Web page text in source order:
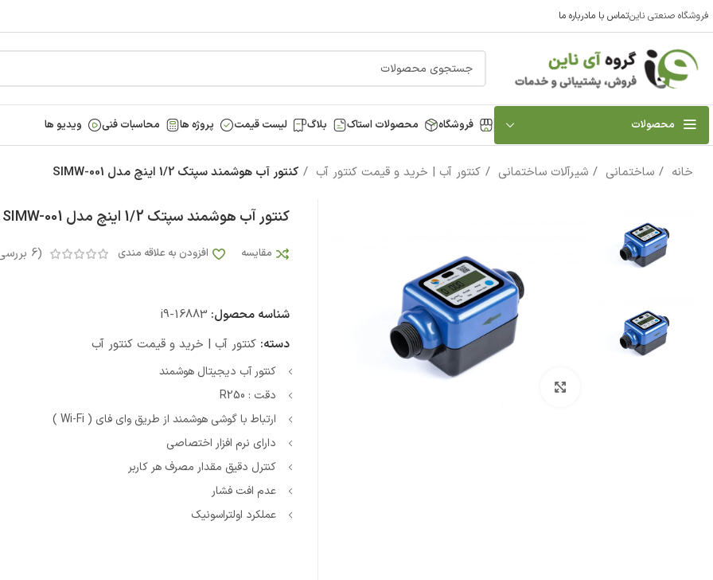
فروشگاه صنعتی ناینتماس با مادرباره ما
محصولات فروشگاه محصولات استاک بلاگ لیست قیمت پروژه ها محاسبات فنی ویدیو ها
خانه ساختمانی شیرآلات ساختمانی کنتور آب | خرید و قیمت کنتور آب کنتور آب هوشمند سپتک 1/2 اینچ مدل SIMW-001
کنتور آب هوشمند سپتک 1/2 اینچ مدل SIMW-001
مقایسه افزودن به علاقه مندی (
6
شناسه محصول: i9-16883
دسته: کنتور آب | خرید و قیمت کنتور آب
کنتور آب دیجیتال هوشمند
دقت : R250
ارتباط با گوشی هوشمند از طریق وای فای ( Wi-Fi )
دارای نرم افزار اختصاصی
کنترل دقیق مقدار مصرف هر کاربر
عدم افت فشار
عملکرد اولتراسونیک